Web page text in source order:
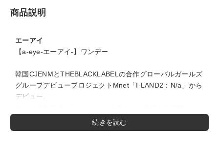
商品説明
エーアイ
【a-eye-エーアイ-】ワンデー
韓国CJENMとTHEBLACKLABELの合作グローバルガールズ
グループデビュープロジェクトMnet「I-LAND2：N/a」から
デビュー。
『a-eye』は親しみやすさと自分らしさを表現しつつ、